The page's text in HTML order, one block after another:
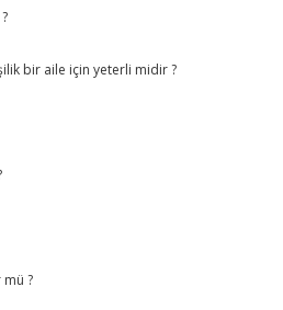
bir aile için yeterli midir ?
?